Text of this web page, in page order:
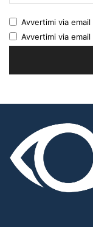
Avvertimi via
Avvertimi via